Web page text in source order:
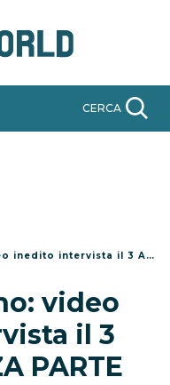
CERCA
il 3 Aprile – TERZA PARTE
video
il 3
PARTE